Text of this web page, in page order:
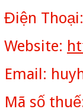
Điện
Website:
Email:
Mã số